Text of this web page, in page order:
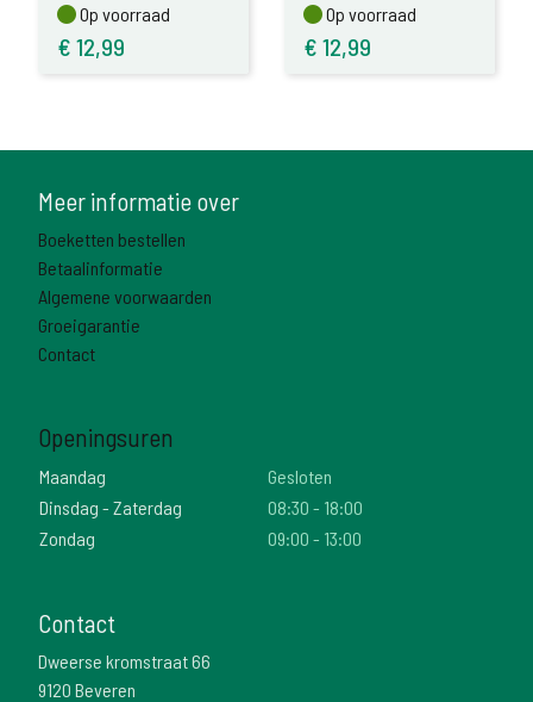
Op voorraad
Op voorraad
€ 12,99
Op voorraad
Op voorraad
€ 12,99
Meer informatie over
Boeketten bestellen
Betaalinformatie
Algemene voorwaarden
Groeigarantie
Contact
Openingsuren
Maandag
Gesloten
Dinsdag - Zaterdag
08:30 - 18:00
Zondag
09:00 - 13:00
Contact
Dweerse kromstraat 66
9120 Beveren